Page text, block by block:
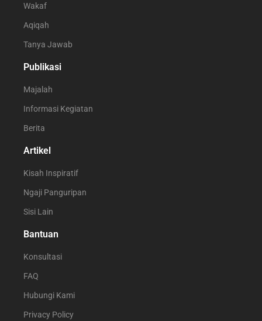
Wakaf
Aqiqah
Tanya Jawab
Publikasi
Majalah
Informasi Kegiatan
Berita
Artikel
Kisah Inspiratif
Ngaji Panguripan
Sisi Lain
Bantuan
Konsultasi
FAQ
Hubungi Kami
Privacy Policy